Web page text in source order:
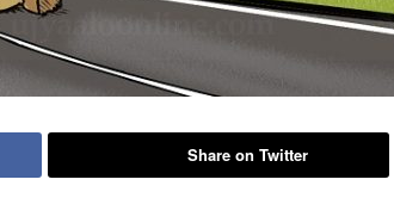
Share on Twitter